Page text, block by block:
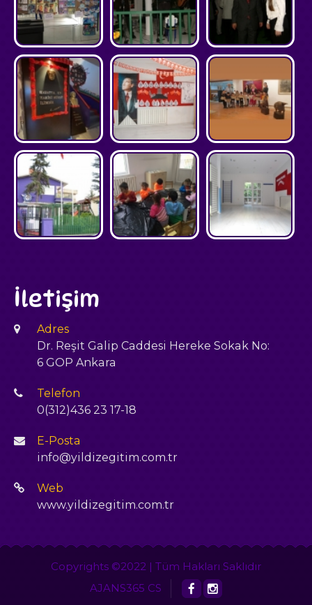
İletişim
Adres
Dr. Reşit Galip Caddesi Hereke Sokak No:
6 GOP Ankara
Telefon
0(312)436 23 17-18
E-Posta
info@yildizegitim.com.tr
Web
www.yildizegitim.com.tr
Copyrights ©2022 | Tüm Hakları Saklıdır
AJANS365 CS